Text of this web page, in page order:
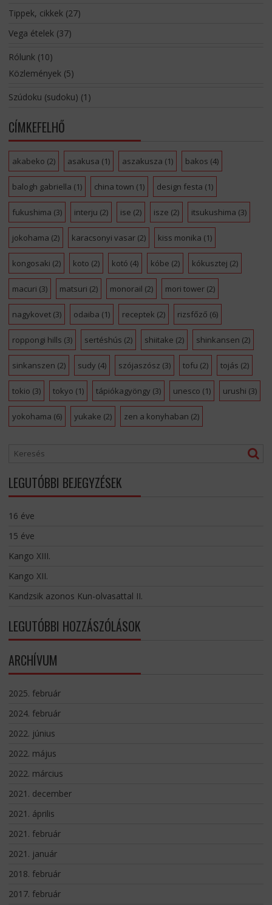
Tippek, cikkek(27)
Vega ételek(37)
Rólunk(10)
Közlemények(5)
Szúdoku (sudoku) (1)
CÍMKEFELHŐ
akabeko (2) asakusa (1) aszakusza (1) bakos (4)
balogh gabriella (1) china town (1) design festa (1)
fukushima (3) interju (2) ise (2) isze (2) itsukushima (3)
jokohama (2) karacsonyi vasar(2) kiss monika (1)
kongosaki (2) koto (2) kotó (4) kóbe (2) kókusztej (2)
macuri (3) matsuri (2) monorail (2) mori tower(2)
nagykovet(3) odaiba (1) receptek (2) rizsfőző (6)
roppongi hills (3) sertéshús (2) shiitake (2) shinkansen (2)
sinkanszen (2) sudy (4) szójaszósz (3) tofu (2) tojás (2)
tokio (3) tokyo (1) tápiókagyöngy (3) unesco (1) urushi (3)
yokohama (6) yukake (2) zen a konyhaban (2)
LEGUTÓBBI BEJEGYZÉSEK
16 éve
15 éve
Kango XIII.
Kango XII.
Kandzsik azonos Kun-olvasattal II.
LEGUTÓBBI HOZZÁSZÓLÁSOK
ARCHÍVUM
2025. február
2024. február
2022. június
2022. május
2022. március
2021. december
2021. április
2021. február
2021. január
2018. február
2017. február